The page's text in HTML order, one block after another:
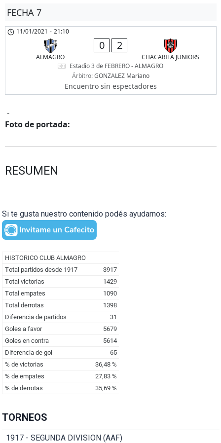
FECHA 7
11/01/2021 - 21:10
ALMAGRO
0 2
CHACARITA JUNIORS
Estadio 3 de FEBRERO - ALMAGRO
Árbitro:GONZALEZ Mariano
Encuentro sin espectadores
-
Foto de portada:
RESUMEN
Si te gusta nuestro contenido podés ayudarnos:
TORNEOS
1917 - SEGUNDA DIVISION (AAF)